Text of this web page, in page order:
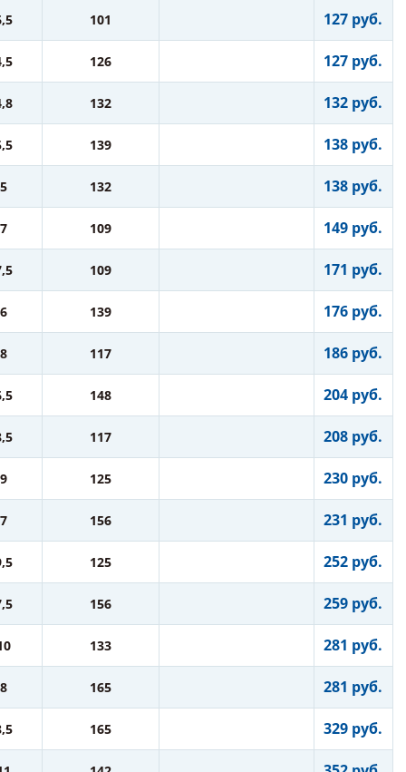
101 127 руб.
126 127 руб.
132 132 руб.
139 138 руб.
5 132 138 руб.
7 109 149 руб.
109 171 руб.
6 139 176 руб.
8 117 186 руб.
148 204 руб.
117 208 руб.
9 125 230 руб.
7 156 231 руб.
125 252 руб.
156 259 руб.
133 281 руб.
8 165 281 руб.
165 329 руб.